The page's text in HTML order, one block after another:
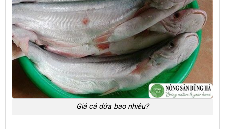
Giá cá dứa bao nhiêu?